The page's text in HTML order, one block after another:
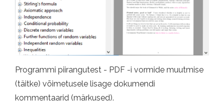
Programmi piirangutest - PDF -i vormide muutmise
(täitke) võimetusele lisage dokumendi
kommentaarid (märkused).